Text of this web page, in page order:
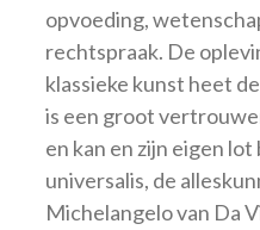
opvoeding,
rechtspraak. De
klassieke kunst heet
is een groot
en kan en zijn eigen
universalis, de
Michelangelo van Da